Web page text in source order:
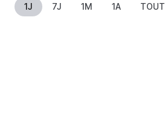
1J 7J 1M 1A TOUT